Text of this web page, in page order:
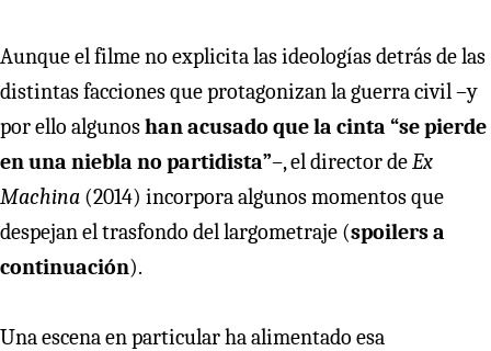
Aunque el filme no explicita las ideologías detrás de las
distintas facciones que protagonizan la guerra civil –y
por ello algunoshan acusado que la cinta “se pierde
en una niebla no partidista”–, el director deEx
Machina (2014) incorpora algunos momentos que
despejan el trasfondo del largometraje (spoilers a
continuación).
Una escena en particular ha alimentado esa